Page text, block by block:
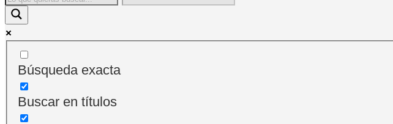
Búsqueda exacta
Buscar en títulos